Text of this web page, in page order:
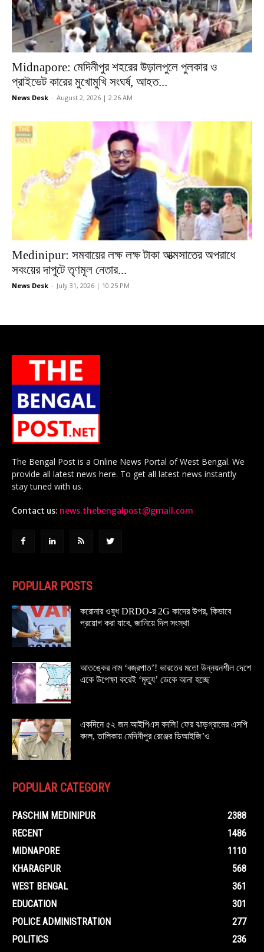
Midnapore: মেদিনীপুর শহরের উড়ালপুলে পুলকার ও
প্রাইভেট কারের মুখোমুখি সংঘর্ষ, আহত...
News Desk - August 2, 2026 | 2:26 AM
Medinipur: সমবায়ের লক্ষ লক্ষ টাকা আত্মসাতের অপরাধে
সবংয়ের দাপুটে তৃণমূল নেতার...
News Desk - July 31, 2026 | 10:25 PM
The Bengal Post is a Online News Portal of West Bengal. We
provide all latest news here. To get all latest news instantly
stay tuned with us.
Contact us: news.thebengalpost@gmail.com
POPULAR POSTS
করোনার ওষুধ DRDO-র 2G কাদের উপর, কিভাবে
প্রয়োগ করা যাবে, জানিয়ে দিল সংস্থা
আতঙ্কের নাম ‘বজ্রপাত’! ভারতের মতো উন্নয়নশীল দেশে
একে উপেক্ষা করেই ‘মৃত্যু’ ডেকে আনা হচ্ছে
একদিনে ৫২ জন আইপিএস বদলি! ফের ঝাড়গ্রামের এসপি
বদল, তালিকায় মেদিনীপুর রেঞ্জের ডিআইজি’ও
POPULAR CATEGORY
PASCHIM MEDINIPUR
2388
RECENT
1486
MIDNAPORE
1110
KHARAGPUR
568
WEST BENGAL
361
EDUCATION
301
POLICE ADMINISTRATION
277
POLITICS
236